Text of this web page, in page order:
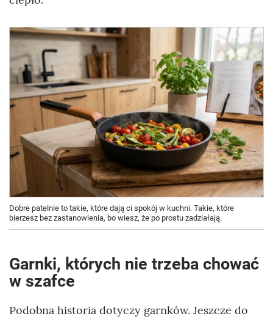
Dobre patelnie to takie, które dają ci spokój w kuchni. Takie, które
bierzesz bez zastanowienia, bo wiesz, że po prostu zadziałają.
Garnki, których nie trzeba chować
w szafce
Podobna historia dotyczy garnków. Jeszcze do